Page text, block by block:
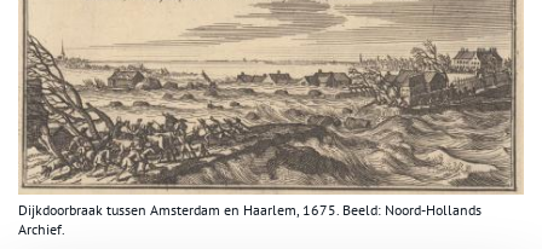
Dijkdoorbraak tussen Amsterdam en Haarlem, 1675. Beeld: Noord-Hollands
Archief.